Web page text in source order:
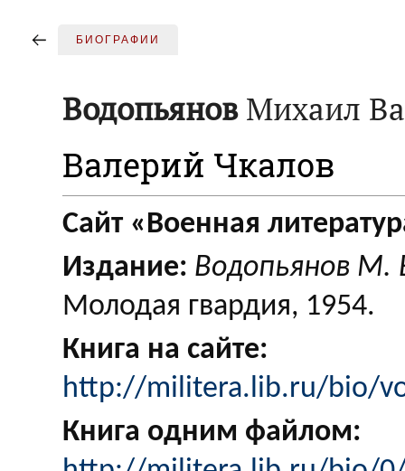
БИОГРАФИИ
ВодопьяновМихаил
Валерий Чкалов
Сайт «Военная
Издание: Водопьянов М.
Молодая гвардия, 1954.
Книга на сайте:
http://militera.lib.ru/bio/
Книга одним файлом: